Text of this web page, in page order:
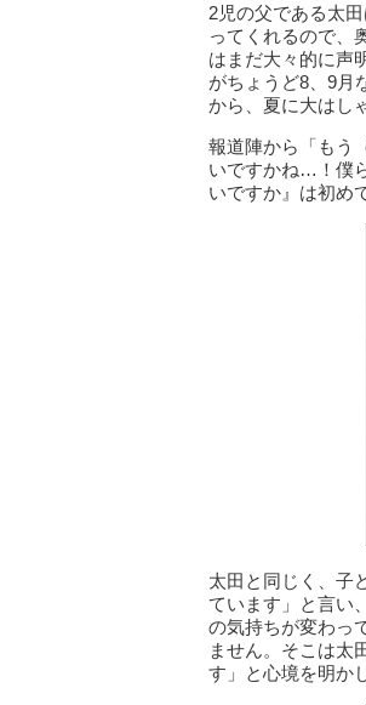
2児の父である太
ってくれるので、
はまだ大々的に声
がちょうど8、9月
から、夏に大はし
報道陣から「もう
いですかね…！僕
いですか』は初め
太田と同じく、子
ています」と言い
の気持ちが変わっ
ません。そこは太
す」と心境を明か